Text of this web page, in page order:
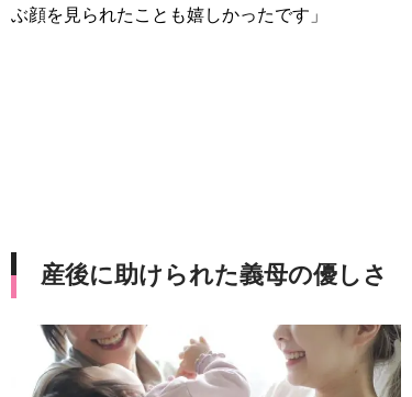
ぶ顔を見られたことも嬉しかったです」
産後に助けられた義母の優しさ